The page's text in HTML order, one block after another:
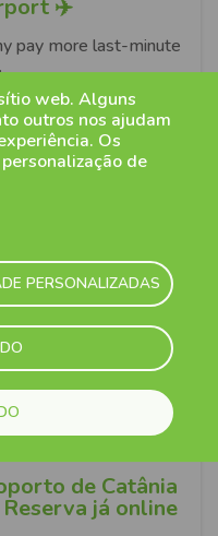
web. Alguns
outros nos ajudam
Os
de
PERSONALIZADAS
✈️
pay more last-minute
de Catânia
já online